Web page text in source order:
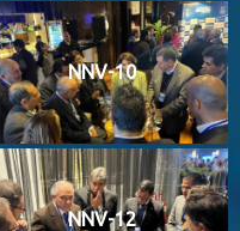
NNV-10
NNV-12